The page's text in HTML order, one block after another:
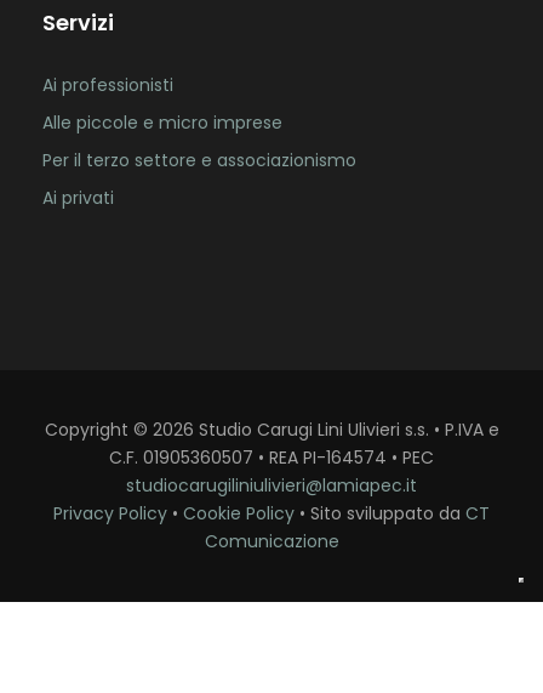
Servizi
Ai professionisti
Alle piccole e micro imprese
Per il terzo settore e associazionismo
Ai privati
Copyright © 2026 Studio Carugi Lini Ulivieri s.s. • P.IVA e
C.F. 01905360507 • REA PI-164574 • PEC
studiocarugiliniulivieri@lamiapec.it
Privacy Policy • Cookie Policy • Sito sviluppato da CT
Comunicazione